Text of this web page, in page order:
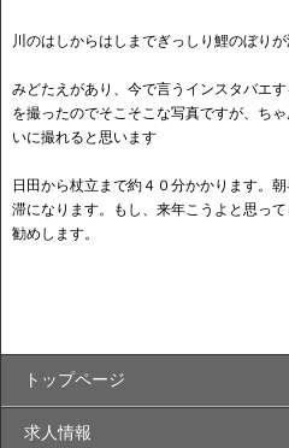
川のはしからはしまでぎっしり鯉のぼり
みどたえがあり、今で言うインスタバエ
を撮ったのでそこそこな写真ですが、ち
いに撮れると思います
日田から杖立まで約４０分かかります。
滞になります。もし、来年こうよと思っ
勧めします。
トップページ
求人情報